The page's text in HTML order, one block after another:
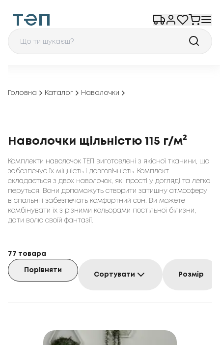
Головна Каталог Наволочки
Наволочки щільністю 115 г/м²
Комплекти наволочок ТЕП виготовлені з якісної тканини, що
забезпечує їх міцність і довговічність. Комплект
складається з двох наволочок, які прості у догляді та легко
перуться. Вони допоможуть створити затишну атмосферу
в спальні і забезпечать комфортний сон. Ви можете
комбінувати їх з різними кольорами постільної білизни,
дати волю своїй фантазії.
Порівняти
Сортувати Розмір
77 товара